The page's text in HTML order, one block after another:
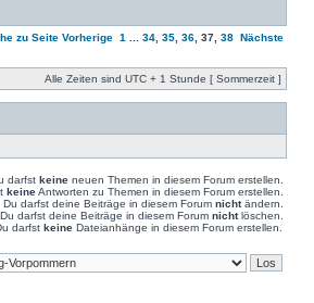
zu Seite Vorherige 1 34 35 36 37 38 Nächste
Alle Zeiten sind UTC + 1 Stunde [ Sommerzeit ]
darfst keine neuen Themen in diesem Forum erstellen.
keineAntworten zu Themen in diesem Forum erstellen.
Du darfst deine Beiträge in diesem Forum nichtändern.
Du darfst deine Beiträge in diesem Forum nichtlöschen.
darfst keine Dateianhänge in diesem Forum erstellen.